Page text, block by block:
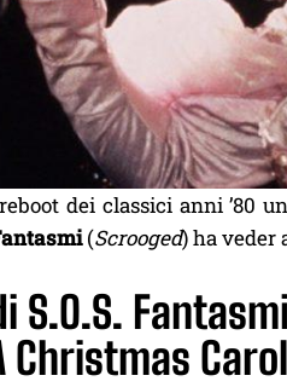
dei classici anni ’80
(Scrooged) ha veder
S.O.S.